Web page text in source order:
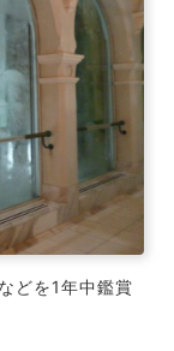
どを1年中鑑賞